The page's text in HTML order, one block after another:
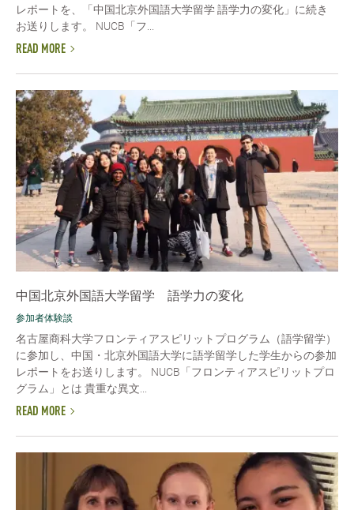
レポートを、「中国北京外国語大学留学 語学力の変化」に続き
お送りします。 NUCB「フ...
READ MORE
中国北京外国語大学留学 語学力の変化
参加者体験談
名古屋商科大学フロンティアスピリットプログラム（語学留学）
に参加し、中国・北京外国語大学に語学留学した学生からの参加
レポートをお送りします。 NUCB「フロンティアスピリットプロ
グラム」とは 貴重な異文...
READ MORE